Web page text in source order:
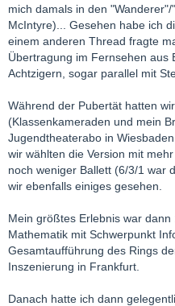
mich damals in den
McIntyre)... Gesehen habe ich
einem anderen Thread fragte
Übertragung im Fernsehen aus
Achtzigern, sogar parallel mit
Während der Pubertät hatten
(Klassenkameraden und mein
Jugendtheaterabo in
wir wählten die Version mit
noch weniger Ballett (6/3/1 war
wir ebenfalls einiges gesehen.
Mein größtes Erlebnis war
Mathematik mit Schwerpunkt
Gesamtaufführung des Rings
Inszenierung in Frankfurt.
Danach hatte ich dann